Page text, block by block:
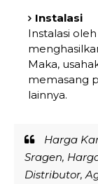
Instalasi
Instalasi
Maka,
memasang
lainnya.
Harga
Sragen,
Distributor,